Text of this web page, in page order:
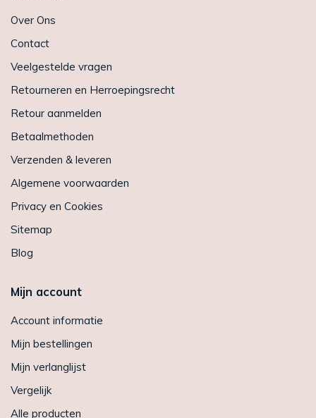
Over Ons
Contact
Veelgestelde vragen
Retourneren en Herroepingsrecht
Retour aanmelden
Betaalmethoden
Verzenden & leveren
Algemene voorwaarden
Privacy en Cookies
Sitemap
Blog
Mijn account
Account informatie
Mijn bestellingen
Mijn verlanglijst
Vergelijk
Alle producten